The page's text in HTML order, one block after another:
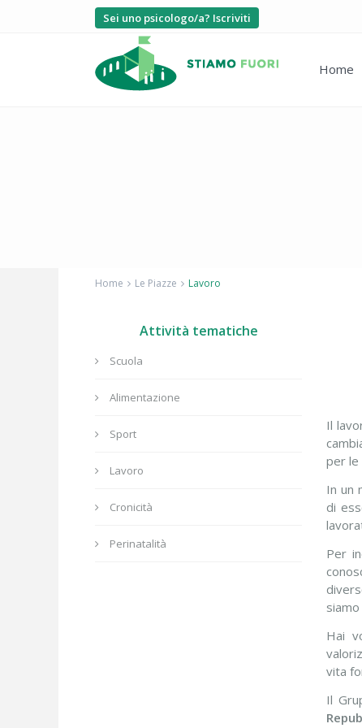
Sei uno psicologo/a? Iscriviti
Home
Home Le Piazze Lavoro
Il
per le
In un
di
Per
Hai
vita
Il
Attività tematiche
Scuola
Alimentazione
Sport
Lavoro
Cronicità
Perinatalità